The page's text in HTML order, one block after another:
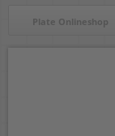
Plate Onlineshop